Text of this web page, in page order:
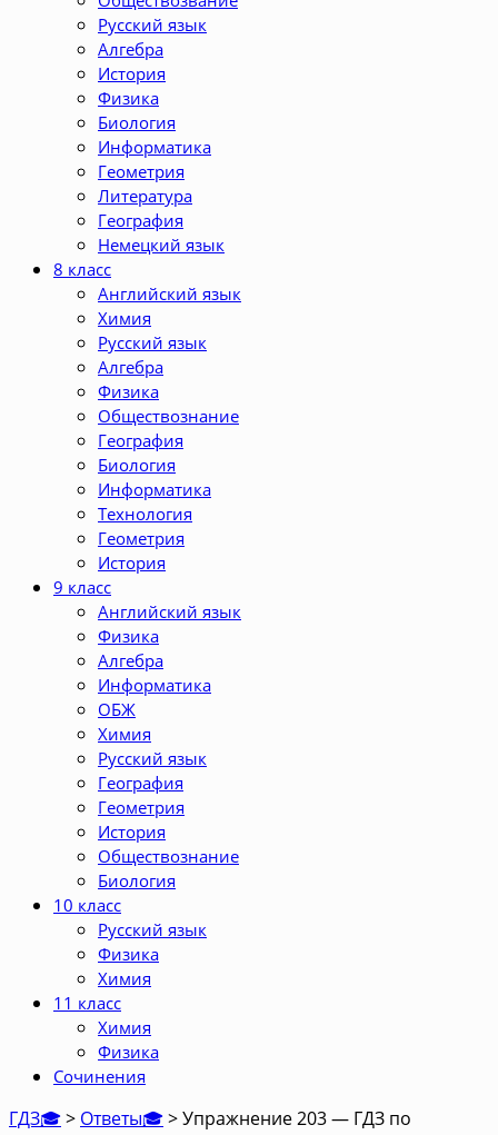
Русский язык
Алгебра
История
Физика
Биология
Информатика
Геометрия
Литература
География
Немецкий язык
8 класс
Английский язык
Химия
Русский язык
Алгебра
Физика
Обществознание
География
Биология
Информатика
Технология
Геометрия
История
9 класс
Английский язык
Физика
Алгебра
Информатика
ОБЖ
Химия
Русский язык
География
Геометрия
История
Обществознание
Биология
10 класс
Русский язык
Физика
Химия
11 класс
Химия
Физика
Сочинения
ГДЗ🎓> Ответы🎓>Упражнение 203 — ГДЗ по